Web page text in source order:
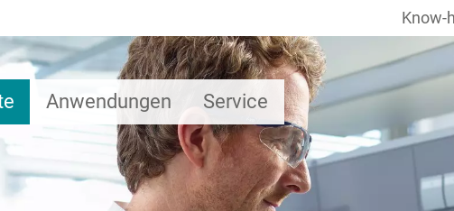
Anwendungen Service
Know-